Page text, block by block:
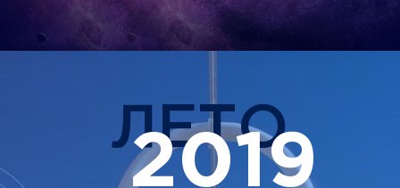
ЛЕТО
2019